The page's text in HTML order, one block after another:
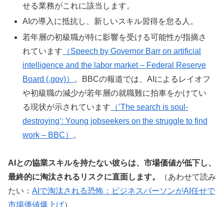
せる業務がこれに該当します。
AIの導入に抵抗し、新しいスキル習得を怠る人。
若年層の初級職が特に影響を受ける可能性が指摘さ
れています （Speech by Governor Barr on artificial
intelligence and the labor market – Federal Reserve
Board (.gov)）
。BBCの報道では、AIによるレイオフ
や初級職の減少が若年層の就職難に拍車をかけてい
る現状が示されています （’The search is soul-
destroying’: Young jobseekers on the struggle to find
work – BBC）
。
AIとの協業スキルを持たない彼らは、市場価値が低下し、
最終的に淘汰されるリスクに直面します。
（あわせて読み
たい： AIで淘汰される恐怖：ビジネスパーソンがAI任せで
市場価値爆上げ）